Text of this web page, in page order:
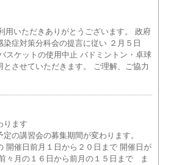
いただきありがとうございます。 政府
症対策分科会の提言に従い ２月５日
スケットの使用中止 バドミントン・卓球
とさせていただきます。 ご理解、ご協力
ります
定の講習会の募集期間が変わります。
開催日前月１日から２０日まで 開催日が
々月の１６日から前月の１５日まで ま